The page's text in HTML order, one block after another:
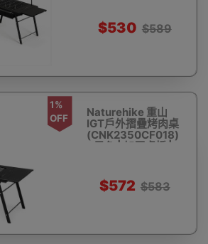
$530 $589
1%
OFF
Naturehike 重山
IGT戶外摺疊烤肉桌
(CNK2350CF018)
- 黑色 | 加厚桌板 |
$572 $583